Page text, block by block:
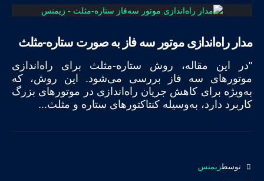
مدار راه‌اندازی موتور سه فاز به صورت ستاره-مثلث
"در این مقاله، روش ستاره-مثلث برای راه‌اندازی
موتورهای سه فاز بررسی می‌شود. این روش، که
به‌ویژه برای کاهش جریان راه‌اندازی در موتورهای بزرگ
کاربرد دارد، به‌وسیله کنتاکتورهای ستاره و مثلث...
توسطزیمنس